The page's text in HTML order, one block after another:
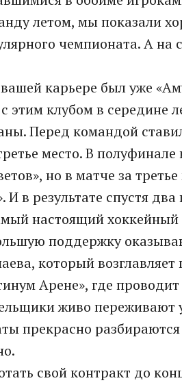
летом, мы показали
чемпионата. А на
вашей карьере был уже
этим клубом в середине
Перед командой
место. В
но в матче за
И в результате спустя
настоящий хоккейный
поддержку
который возглавляет
Арене», где
живо переживают
прекрасно разбираются
свой контракт до